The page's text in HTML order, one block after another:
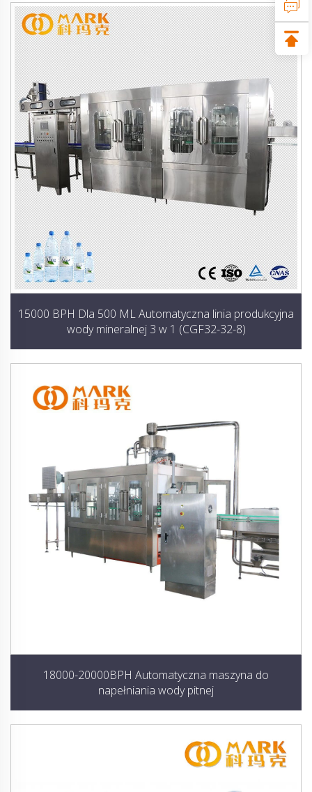
15000 BPH Dla 500 ML Automatyczna linia produkcyjna
wody mineralnej 3 w 1 (CGF32-32-8)
18000-20000BPH Automatyczna maszyna do
napełniania wody pitnej